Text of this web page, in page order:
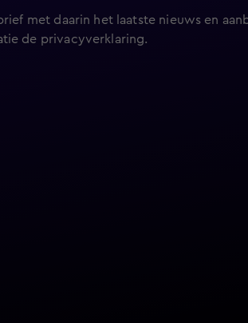
met daarin het laatste nieuws en
de privacyverklaring.